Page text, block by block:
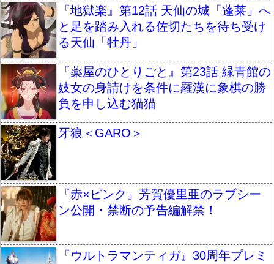
『地獄楽』第12話 天仙の城「蓬莱」へ
と足を踏み入れる佐切たちを待ち受け
る天仙「牡丹」
『薬屋のひとりごと』第23話 緑青館の
妓女の身請けを条件に羅漢に象棋の勝
負を申し込む猫猫
牙狼＜GARO＞
『赤×ピンク』芳賀優里亜のラブシー
ン公開・禁断の予告編解禁！
『ウルトラマンティガ』30周年プレミ